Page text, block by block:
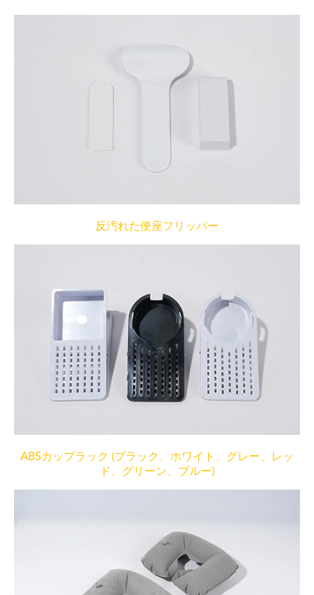
反汚れた便座フリッパー
ABSカップラック (ブラック、ホワイト、グレー、レッ
ド、グリーン、ブルー)